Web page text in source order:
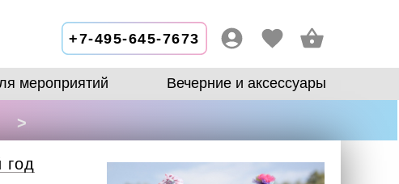
+7-495-645-7673
Вечерние и аксессуары
мероприятий
>
год